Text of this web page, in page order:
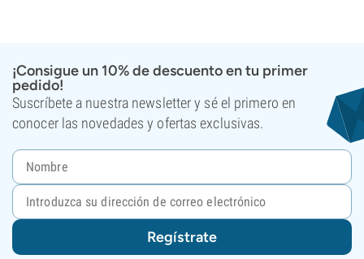
¡Consigue un 10% de descuento en tu primer
pedido!
Suscríbete a nuestra newsletter y sé el primero en
conocer las novedades y ofertas exclusivas.
Regístrate